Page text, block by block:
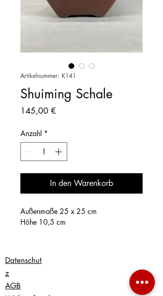
Artikelnummer: K141
Shuiming Schale
145,00 €
Anzahl *
In den Warenkorb
Außenmaße 25 x 25 cm
Höhe 10,5 cm
Datenschut
z
AGB